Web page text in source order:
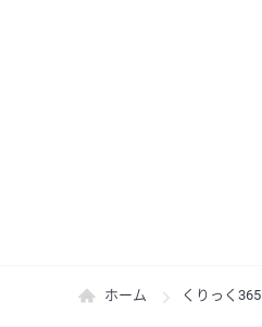
ホーム くりっく365